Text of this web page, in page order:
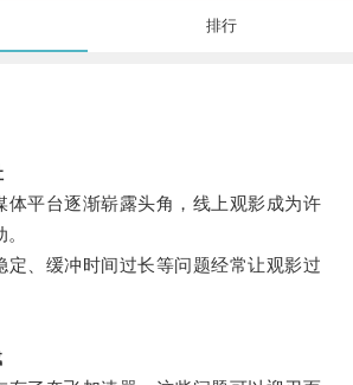
排行
平台逐渐崭露头角，线上观影成为许
、缓冲时间过长等问题经常让观影过